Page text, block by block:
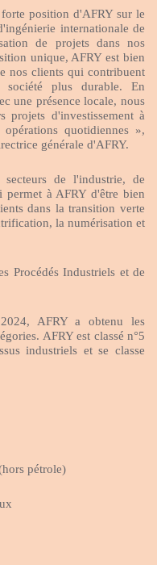
position d'AFRY sur le
internationale de
de projets dans nos
unique, AFRY est bien
nos clients qui contribuent
plus durable. En
une présence locale, nous
projets d'investissement à
quotidiennes »,
générale d'AFRY.
de l'industrie, de
permet à AFRY d'être bien
dans la transition verte
la numérisation et
Procédés Industriels et de
AFRY a obtenu les
AFRY est classé n°5
industriels et se classe
pétrole)